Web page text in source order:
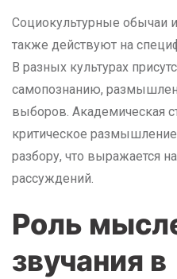
Социокультурные обычаи
также действуют на
В разных культурах
самопознанию,
выборов. Академическая
критическое
разбору, что выражается
рассуждений.
Роль
звучания в